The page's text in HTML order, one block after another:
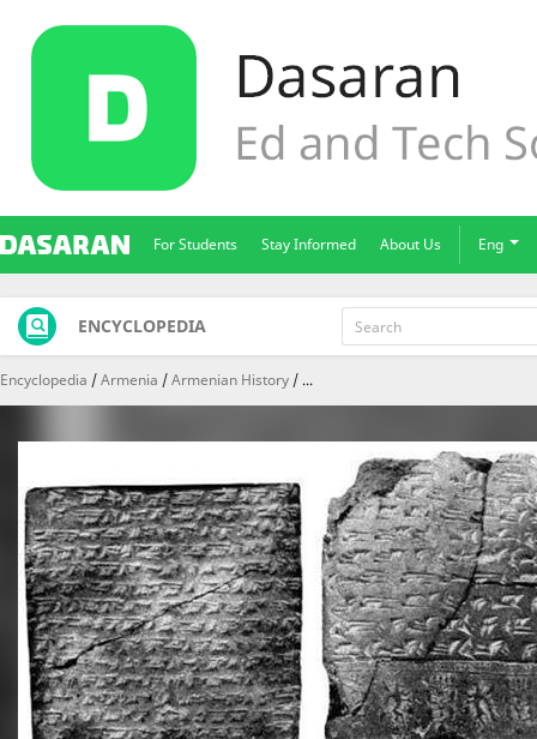
For Students Stay Informed About Us Eng
ENCYCLOPEDIA
Encyclopedia Armenia Armenian History ...